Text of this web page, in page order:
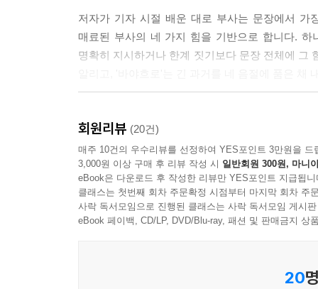
이처럼 기꺼이와 비슷한 뜻의 '즐거이'나 '흐뭇이'
이기보다는 이윽고 맞이할 더 큰 기쁨을 위해 어
---「1장 단맛의 부사 / 기꺼이 ‘마음이 내키니 달가이’」중
저자가 기자 시절 배운 대로 부사는 문장에서
매료된 부사의 네 가지 힘을 기반으로 합니다.
명확히 지시하거나 한계 짓기보다 문장 전체에 그
깊이와 너비를 유연하게 배가시킵니다. 이를테면
서술어 앞에 부사를 더하면 기쁜 감정의 정도와
눈앞에 장대한 광경을 펼칩니다. '아스라이'를 떠
가마솥에 끓인 숭늉 한 그릇이 개다리소반에 차려
넷, 아름다운 힘! 이 책에 소개하는 부사는 모두
회원리뷰 (20건)
매주 10건의 우수리뷰를 선정하여 YES포인트 3만원을 드
3,000원 이상 구매 후 리뷰 작성 시 일반회원 300원, 마니
eBook은 다운로드 후 작성한 리뷰만 YES포인트 지급됩니
클래스는 첫번째 회차 주문확정 시점부터 마지막 회차 주
사락 독서모임으로 진행된 클래스는 사락 독서모임 게시
eBook 페이백, CD/LP, DVD/Blu-ray, 패션 및 판매금지 상
20